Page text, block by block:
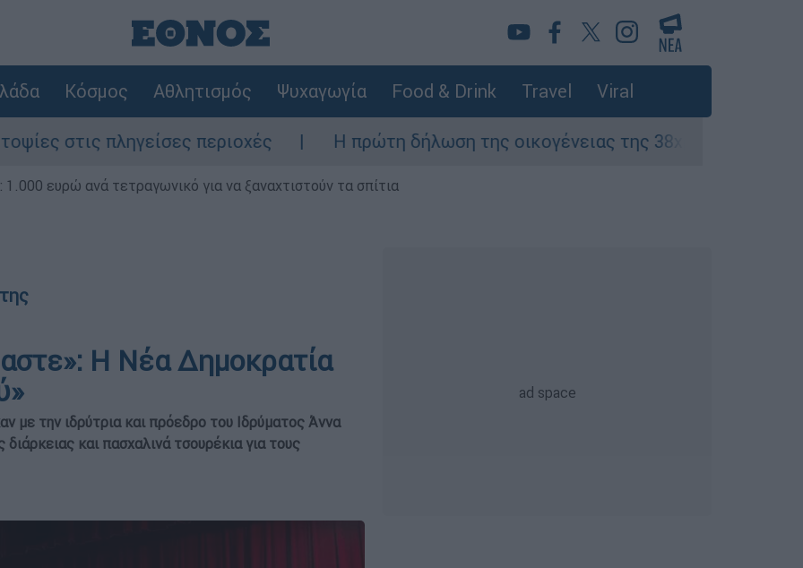
Κόσμος Αθλητισμός Ψυχαγωγία Food & Drink Travel Viral
πληγείσες περιοχές Η πρώτη δήλωση της οικογένειας της 38χρονης Βρετανίδας
ευρώ ανά τετραγωνικό για να ξαναχτιστούν τα σπίτια
Η Νέα Δημοκρατία
με την ιδρύτρια και πρόεδρο του Ιδρύματος Άννα
και πασχαλινά τσουρέκια για τους